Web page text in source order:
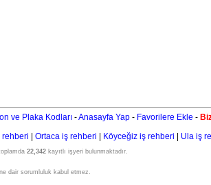
ve Plaka Kodları -Anasayfa Yap - Favorilere Ekle -
rehberi Ortaca iş rehberi Köyceğiz iş rehberi Ula iş
22,342kayıtlı işyeri bulunmaktadır.
dair sorumluluk kabul etmez.